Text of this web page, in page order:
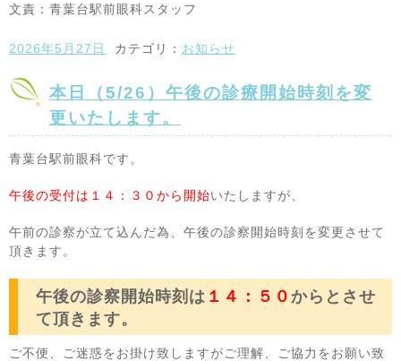
文責：青葉台駅前眼科スタッフ
2026年5月27日 カテゴリ： お知らせ
本日（5/26）午後の診療開始時刻を変
更いたします。
青葉台駅前眼科です。
午後の受付は１４：３０から開始いたしますが、
午前の診察が立て込んだ為、午後の診察開始時刻を変更させて
頂きます。
午後の診察開始時刻は １４：５０ からとさせ
て頂きます。
ご不便、ご迷惑をお掛け致しますがご理解、ご協力をお願い致